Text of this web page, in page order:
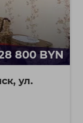
800 BYN
ул.